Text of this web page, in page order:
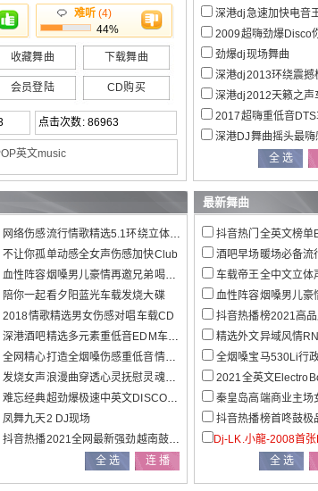
难听 (4)
44%
收藏舞曲 下载舞曲
会员登陆 CD购买
点击次数: 86963
英文music
深港dj急速加快电音王dj超
2009超嗨劲爆Disco你的爱给
劲爆dj现场舞曲
深港dj2013环绕震撼极
深港dj2012天籁之声车载dj
2017超嗨重低音DTS车载电
深港DJ舞曲摇头最嗨感觉全新精品
最新舞曲
网络伤感流行情歌精选5.1环绕立体声车载连版大碟
不让你孤单动感全女声伤感加快Club
血性阵容烟嗓男儿豪情再邀兄弟喝杯酒宁音社匠心巨作
陪你一起看夕阳蓝光车载发烧大碟
2018情歌精选男女伤感对唱车载CD
深港酒吧精选多元素重低音EDM车载慢摇串烧
全网精心打造全烟嗓伤感重低音情歌车载串烧
发烧女声浪漫曲穿透心灵抚慰灵魂环绕CD
难忘经典超劲爆极速中英文DISCO串烧
凤舞九天2 DJ现场
抖音热播2021全网最新强劲越南鼓House包房串烧
抖音热门全英文榜单BGM车载慢
酒吧早场暖场必备流行经典
车载帝王全中文立体声重低音极
血性阵容烟嗓男儿豪情再邀兄弟喝杯酒宁
抖音热播榜2021高品质流行热播情歌联
精选外文异域风情RNB声控
全烟嗓宝马530Li行政豪华套装车主定
2021全英文ElectroBounce重低
秦皇岛高端商业主场女DJ多元素EDM电音
抖音热播榜首咚鼓极品车载中
Dj-LK.小龍-2008首张POP英文